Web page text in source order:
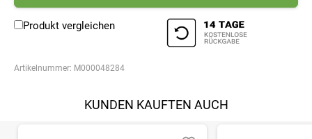
Produkt vergleichen
Artikelnummer: M000048284
KUNDEN KAUFTEN AUCH